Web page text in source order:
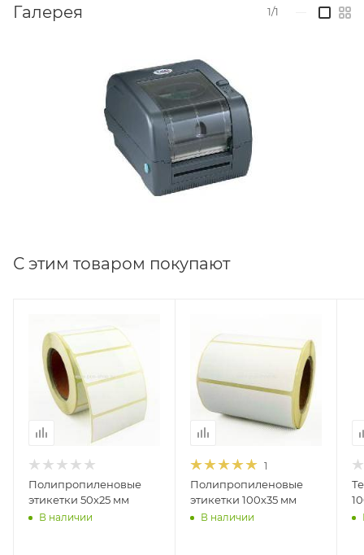
Галерея 1/1
С этим товаром покупают
Полипропиленовые
этикетки 50х25 мм
В наличии
1
Полипропиленовые
этикетки 100х35 мм
В наличии